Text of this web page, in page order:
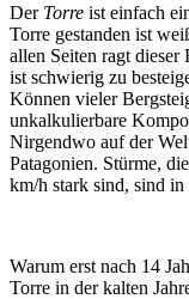
Der Torre ist einfach
Torre gestanden ist
allen Seiten ragt dieser
ist schwierig zu
Können vieler
unkalkulierbare
Nirgendwo auf der
Patagonien. Stürme,
km/h stark sind, sind
Warum erst nach 14
Torre in der kalten